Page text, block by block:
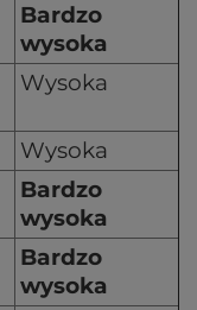
Bardzo
wysoka
Wysoka
Wysoka
Bardzo
wysoka
Bardzo
wysoka